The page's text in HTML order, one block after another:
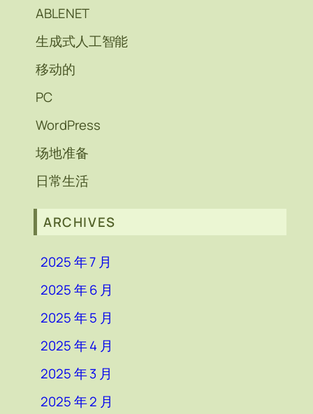
ABLENET
生成式人工智能
移动的
PC
WordPress
场地准备
日常生活
ARCHIVES
2025 年 7 月
2025 年 6 月
2025 年 5 月
2025 年 4 月
2025 年 3 月
2025 年 2 月